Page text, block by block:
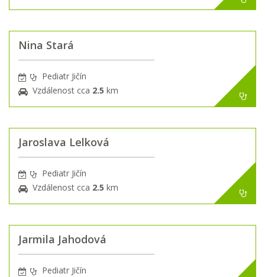
Nina Stará
Pediatr Jičín
Vzdálenost cca 2.5 km
Jaroslava Lelková
Pediatr Jičín
Vzdálenost cca 2.5 km
Jarmila Jahodová
Pediatr Jičín